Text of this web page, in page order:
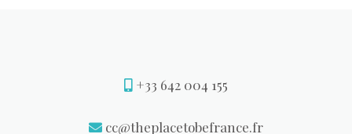
+33 642 004 155
cc@theplacetobefrance.fr